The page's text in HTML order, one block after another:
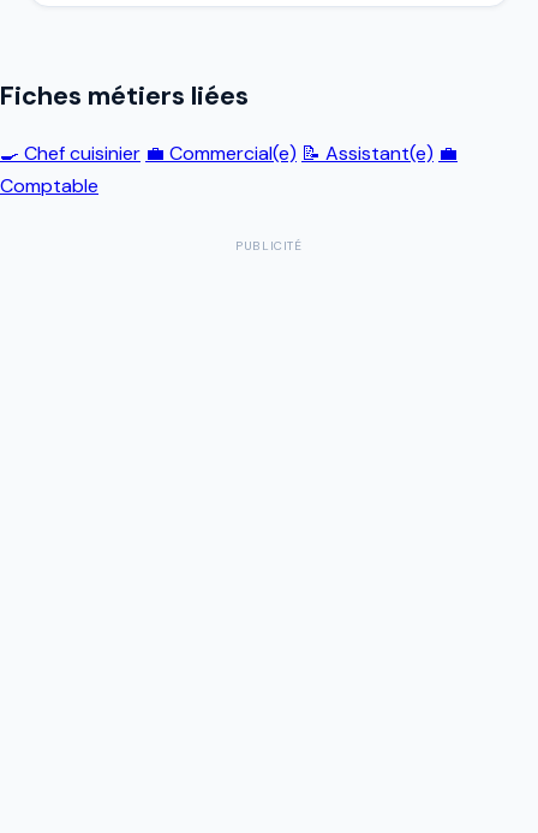
Fiches métiers liées
🍳 Chef cuisinier 💼 Commercial(e) 📝 Assistant(e) 💼
Comptable
PUBLICITÉ